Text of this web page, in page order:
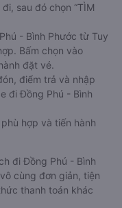
sau đó chọn “TÌM
- Bình Phước từ Tuy
Bấm chọn vào
đặt vé.
điểm trả và nhập
đi Đồng Phú - Bình
hợp và tiến hành
đi Đồng Phú - Bình
cùng đơn giản, tiện
thanh toán khác